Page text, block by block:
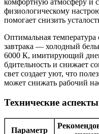
комфортную атмосферу и
физиологическому
помогает снизить
Оптимальная температура
завтрака — холодный
6000 К, имитирующий
бдительность и снижает
свет создает уют, что
может снижать рабочий
Технические
Параметр